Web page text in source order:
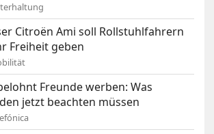
Citroën Ami soll Rollstuhlfahrern
Freiheit geben
Freunde werben: Was
jetzt beachten müssen